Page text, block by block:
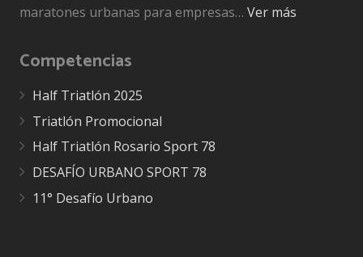
maratones urbanas para empresas… Ver más
Competencias
Half Triatlón 2025
Triatlón Promocional
Half Triatlón Rosario Sport 78
DESAFÍO URBANO SPORT 78
11° Desafío Urbano